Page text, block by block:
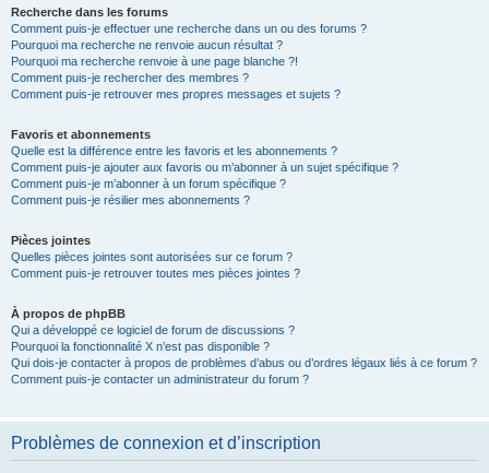
Recherche dans les forums
Comment puis-je effectuer une recherche dans un ou des forums ?
Pourquoi ma recherche ne renvoie aucun résultat ?
Pourquoi ma recherche renvoie à une page blanche ?!
Comment puis-je rechercher des membres ?
Comment puis-je retrouver mes propres messages et sujets ?
Favoris et abonnements
Quelle est la différence entre les favoris et les abonnements ?
Comment puis-je ajouter aux favoris ou m’abonner à un sujet spécifique ?
Comment puis-je m’abonner à un forum spécifique ?
Comment puis-je résilier mes abonnements ?
Pièces jointes
Quelles pièces jointes sont autorisées sur ce forum ?
Comment puis-je retrouver toutes mes pièces jointes ?
À propos de phpBB
Qui a développé ce logiciel de forum de discussions ?
Pourquoi la fonctionnalité X n’est pas disponible ?
Qui dois-je contacter à propos de problèmes d’abus ou d’ordres légaux liés à ce forum ?
Comment puis-je contacter un administrateur du forum ?
Problèmes de connexion et d’inscription